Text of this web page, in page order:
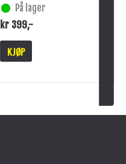
På lager
kr 399,-
KJØP